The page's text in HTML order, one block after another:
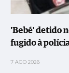
'Bebé' detido
fugido à
7 AGO 2026